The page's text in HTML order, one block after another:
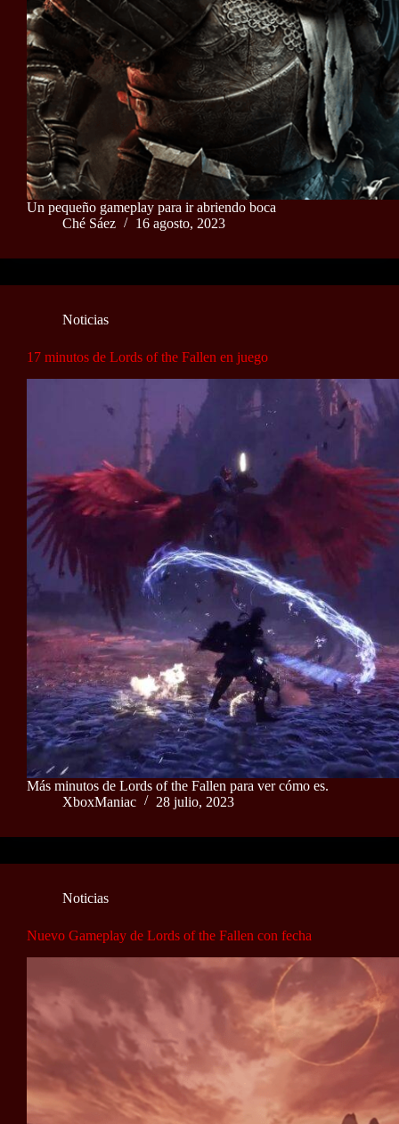
Un pequeño gameplay para ir abriendo boca
Ché Sáez
16 agosto, 2023
Noticias
17 minutos de Lords of the Fallen en juego
Más minutos de Lords of the Fallen para ver cómo es.
XboxManiac
28 julio, 2023
Noticias
Nuevo Gameplay de Lords of the Fallen con fecha